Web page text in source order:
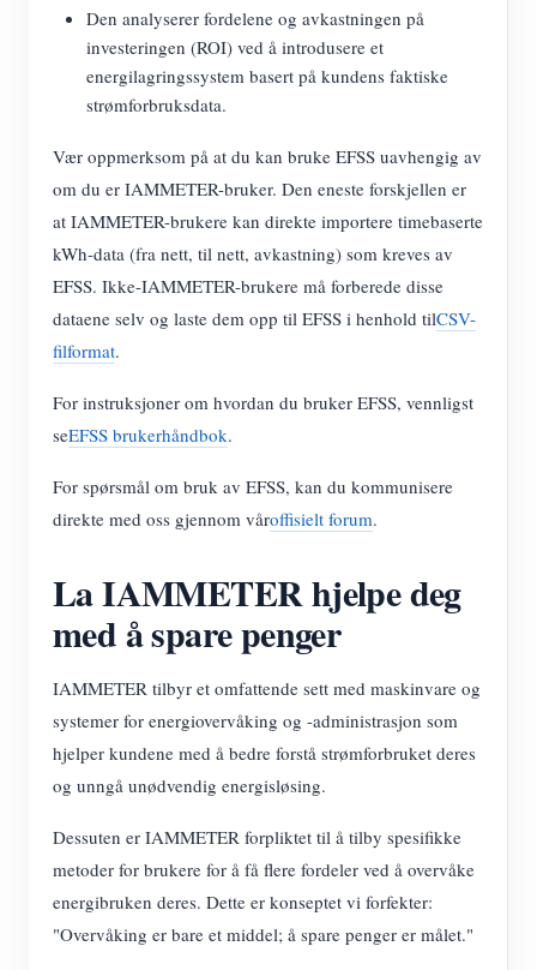
Den analyserer fordelene og avkastningen på
investeringen (ROI) ved å introdusere et
energilagringssystem basert på kundens faktiske
strømforbruksdata.
Vær oppmerksom på at du kan bruke EFSS uavhengig av
om du er IAMMETER-bruker. Den eneste forskjellen er
at IAMMETER-brukere kan direkte importere timebaserte
kWh-data (fra nett, til nett, avkastning) som kreves av
EFSS. Ikke-IAMMETER-brukere må forberede disse
dataene selv og laste dem opp til EFSS i henhold tilCSV-
filformat.
For instruksjoner om hvordan du bruker EFSS, vennligst
seEFSS brukerhåndbok.
For spørsmål om bruk av EFSS, kan du kommunisere
direkte med oss gjennom våroffisielt forum.
La IAMMETER hjelpe deg
med å spare penger
IAMMETER tilbyr et omfattende sett med maskinvare og
systemer for energiovervåking og -administrasjon som
hjelper kundene med å bedre forstå strømforbruket deres
og unngå unødvendig energisløsing.
Dessuten er IAMMETER forpliktet til å tilby spesifikke
metoder for brukere for å få flere fordeler ved å overvåke
energibruken deres. Dette er konseptet vi forfekter:
"Overvåking er bare et middel; å spare penger er målet."